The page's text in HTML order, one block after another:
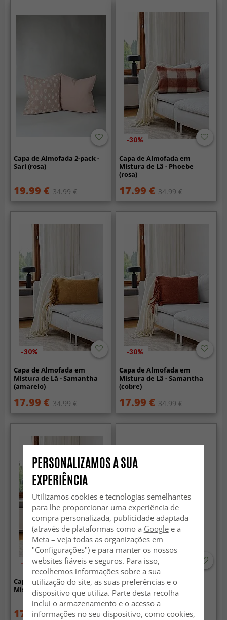
Capa de Almofada 2-pack -
Sari (rosa)
19.99 € 34.99 €
-30%
Capa de Almofada em
Mistura de Lã - Phoebe
(rosa)
17.99 € 34.99 €
-30%
Capa de Almofada em
Mistura de Lã - Samantha
(amarelo)
17.99 € 34.99 €
-30%
Capa de Almofada em
Mistura de Lã - Samantha
(cobre)
17.99 € 34.99 €
-30%
Capa de Almofada em
Mistura de Lã - Carol (azul)
17.99 € 34.99 €
Capa de Almofada - Luana
(amarelo)
19.99 €
PERSONALIZAMOS A SUA
EXPERIÊNCIA
Utilizamos cookies e tecnologias semelhantes
para lhe proporcionar uma experiência de
compra personalizada, publicidade adaptada
(através de plataformas como a Googlee a
Meta – veja todas as organizações em
"Configurações") e para manter os nossos
websites fiáveis e seguros. Para isso,
recolhemos informações sobre a sua
utilização do site, as suas preferências e o
dispositivo que utiliza. Parte desta recolha
inclui o armazenamento e o acesso a
informações no seu dispositivo, como cookies,